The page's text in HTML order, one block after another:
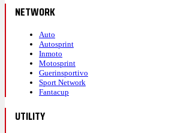
NETWORK
Auto
Autosprint
Inmoto
Motosprint
Guerinsportivo
Sport Network
Fantacup
UTILITY